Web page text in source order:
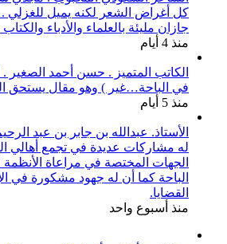
كل أغراض الشعر لكنه يميل للغزلي
جازان مليئة بالعلماء والأدباء
منذ 4 أيام
الكاتب المتميز . حسن أحمد الصغير .
في الباحة…غير ) وهو مقال يستحق
منذ 5 أيام
الأستاذ. عبدالله بن جابر بن عبد
له مشاركات عديدة في تجمع أهالي
الجهات المختصة في مراعاة
الباحة كما أن له جهود مشكورة في
القضايا.
منذ أسبوع واحد